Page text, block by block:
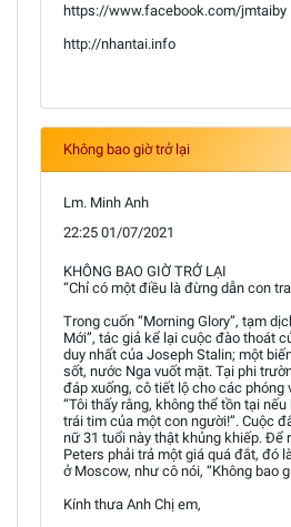
https://www.facebook.com/jmtaiby
http://nhantai.info
Không bao giờ trở lại
Lm. Minh Anh
22:25 01/07/2021
KHÔNG BAO GIỜ TRỞ LẠI
“Chỉ có một điều là đừng dẫn con
Trong cuốn “Morning Glory”, tạm
Mới”, tác giả kể lại cuộc đào thoát
duy nhất của Joseph Stalin; một
sốt, nước Nga vuốt mặt. Tại phi
đáp xuống, cô tiết lộ cho các phóng
“Tôi thấy rằng, không thể tồn tại
trái tim của một con người!”. Cuộc
nữ 31 tuổi này thật khủng khiếp. Để
Peters phải trả một giá quá đắt, đó
ở Moscow, như cô nói, “Không bao
Kính thưa Anh Chị em,